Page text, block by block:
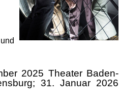
2025 Theater Baden-
31. Januar 2026